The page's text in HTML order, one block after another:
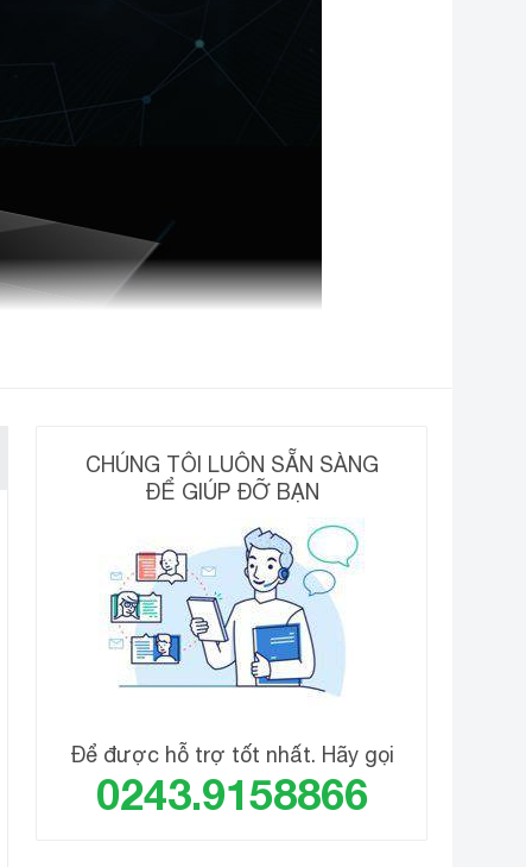
kế độc đáo vùng lò nấu tạo nên vẻ tinh tế cho
CHÚNG TÔI LUÔN SẴN SÀNG
ĐỂ GIÚP ĐỠ BẠN
Để được hỗ trợ tốt nhất. Hãy gọi
0243.9158866